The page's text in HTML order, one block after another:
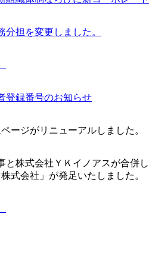
担を変更しました。
登録番号のお知らせ
ージがリニューアルしました。
と株式会社ＹＫイノアスが合併
式会社」が発足いたしました。